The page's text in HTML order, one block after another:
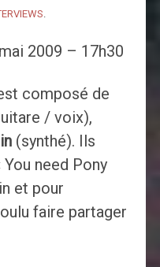
2009 – 17h30
composé de
/ voix),
(synthé). Ils
need Pony
et pour
faire partager